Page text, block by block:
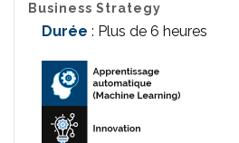
Business Strategy
Durée : Plus de 6 heures